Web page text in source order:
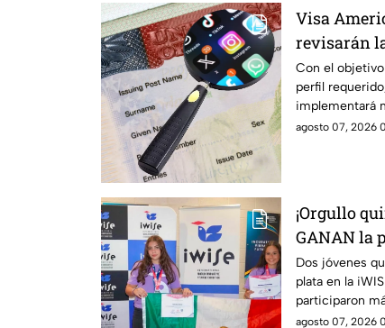
Visa
revisarán
proceso?
Con el
perfil
implementará
de una visa
agosto 07, 2026
¡Orgullo
GANAN la
iWISE
Dos jóvenes
plata en la
participaron
Te contamos
agosto 07, 2026